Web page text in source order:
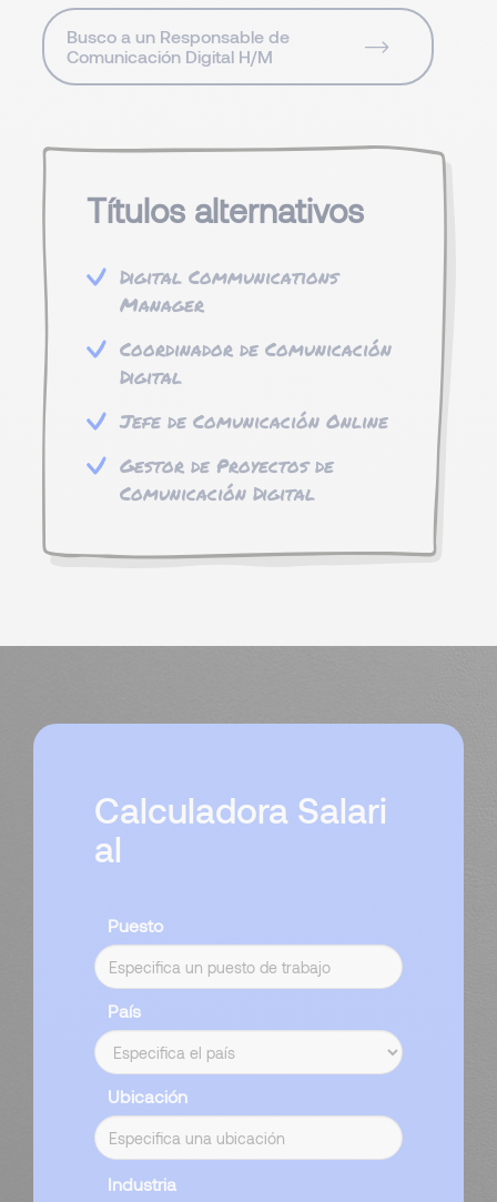
Busco a un Responsable de
Comunicación Digital H/M
Títulos alternativos
Digital Communications
Manager
Coordinador de Comunicación
Digital
Jefe de Comunicación Online
Gestor de Proyectos de
Comunicación Digital
Calculadora Salari
al
Puesto
País
Ubicación
Industria